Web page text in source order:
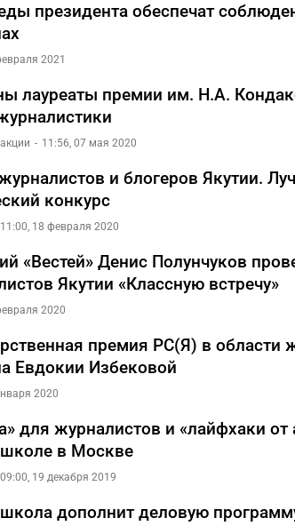
президента обеспечат
2021
лауреаты премии им. Н.А.
11:56, 07 мая 2020
и блогеров Якутии.
конкурс
11:00, 18 февраля 2020
«Вестей» Денис Полунчуков
Якутии «Классную встречу»
2020
премия РС(Я) в области
Евдокии Избековой
2020
для журналистов и «лайфхаки от
в Москве
09:00, 19 декабря 2019
дополнит деловую